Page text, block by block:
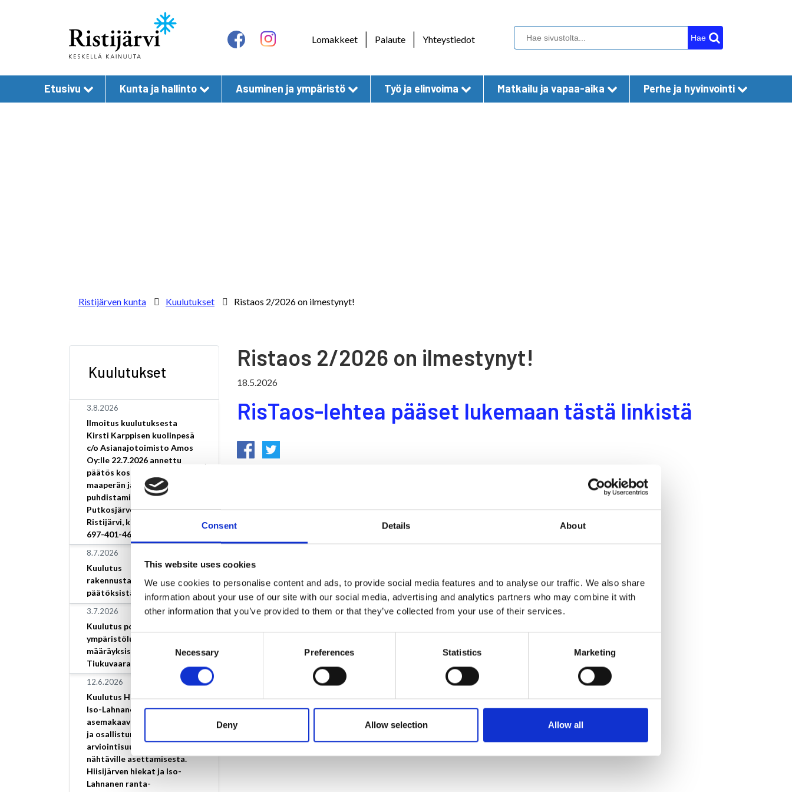
Consent Details About
This website uses cookies
We use cookies to personalise content and ads, to provide social media features and to analyse our traffic. We also share
information about your use of our site with our social media, advertising and analytics partners who may combine it with
other information that you’ve provided to them or that they’ve collected from your use of their services.
Consent
Necessary Preferences Statistics Marketing
Deny Allow selection Allow all
Lomakkeet | Palaute | Yhteystiedot Hae
Etusivu Kunta ja hallinto Asuminen ja ympäristö Työ ja elinvoima Matkailu ja vapaa-aika Perhe ja hyvinvointi
Ristijärven kunta Kuulutukset Ristaos 2/2026 on ilmestynyt!
Kuulutukset
3.8.2026
Ilmoitus kuulutuksesta
Kirsti Karppisen kuolinpesä
c/o Asianajotoimisto Amos
Oy:lle 22.7.2026 annettu
päätös koskee pilaantuneen
maaperän ja pohjaveden
puhdistamista osoitteessa
Putkosjärventie 28,
Ristijärvi, kiinteistötunnus
697-401-46-9.
8.7.2026
Kuulutus
rakennustarkastajan
päätöksistä
3.7.2026
Kuulutus poikkeamisesta
ympäristöluvan
määräyksistä, Loimaan Kivi
Tiukuvaara
12.6.2026
Kuulutus Hiisijärven hiekat ja
Iso-Lahnanen ranta-
asemakaavan vireilletulosta
ja osallistumis- ja
arviointisuunnitelman
nähtäville asettamisesta.
Hiisijärven hiekat ja Iso-
Lahnanen ranta-
Ristaos 2/2026 on ilmestynyt!
18.5.2026
RisTaos-lehtea pääset lukemaan tästä linkistä